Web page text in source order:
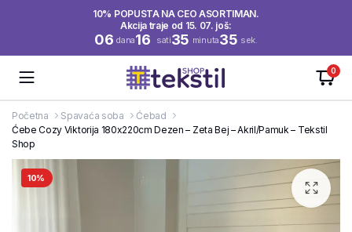
10% POPUSTA NA CEO ASORTIMAN.
Akcija traje od 15. 07. još:
06 dana16 sati35 minuta35 sek.
0
Početna Spavaća soba
Ćebad
Ćebe Cozy Viktorija 180x220cm Dezen – Zeta Bej – Akril/Pamuk – Tekstil
Shop
10%